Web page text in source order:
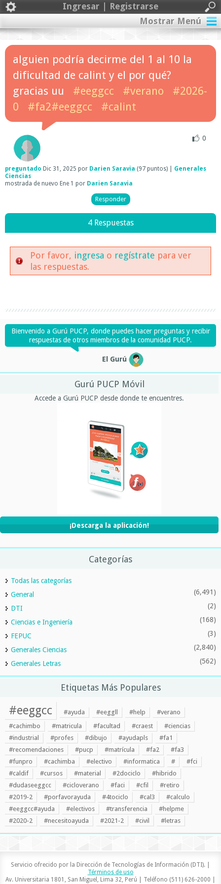
Ingresar | Registrarse
Mostrar Menú
alguien podría decirme del 1 al 10 la
dificultad de calint y el por qué?
gracias uu
#eeggcc #verano
#2026-
0
#fa2#eeggcc #calint
0
preguntado Dic 31, 2025 por Darien Saravia (97 puntos)
Generales
Ciencias
mostrada de nuevo Ene 1 por Darien Saravia
4 Respuestas
Por favor, ingresa o regístrate para ver
las respuestas.
Bienvenido a Gurú PUCP, donde puedes hacer preguntas y recibir
respuestas de otros miembros de la comunidad PUCP.
El Gurú
Gurú PUCP Móvil
Accede a Gurú PUCP desde donde te encuentres.
¡Descarga la aplicación!
Categorías
Todas las categorías
General
(6,491)
DTI (2)
Ciencias e Ingeniería (168)
FEPUC (3)
Generales Ciencias (2,840)
Generales Letras (562)
Etiquetas Más Populares
#eeggcc #ayuda #eeggll #help
#verano
#cachimbo
#matricula #facultad #craest
#ciencias
#industrial
#profes #dibujo #ayudapls
#fa1
#recomendaciones
#pucp #matrícula #fa2
#fa3
#funpro
#cachimba #electivo #informatica #
#fci
#caldif
#cursos #material #2dociclo
#hibrido
#dudaseeggcc
#cicloverano #faci #cfil
#retiro
#2019-2
#porfavorayuda #4tociclo #cal3
#calculo
#eeggcc#ayuda
#electivos #transferencia
#helpme
#2020-2
#necesitoayuda #2021-2 #civil #letras
Servicio ofrecido por la Dirección de Tecnologías de Información (DTI). |
Términos de uso
Av. Universitaria 1801, San Miguel, Lima 32, Perú | Teléfono (511) 626-2000 |